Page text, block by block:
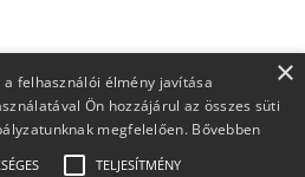
×
felhasználói élmény javítása
Ön hozzájárul az összes süti
megfelelően. Bővebben
TELJESÍTMÉNY